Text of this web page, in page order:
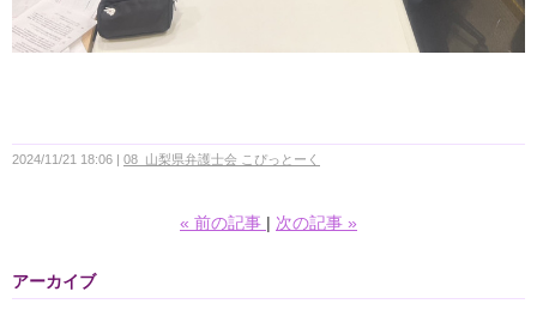
2024/11/21 18:06 08_山梨県弁護士会 こぴっとーく
« 前の記事 次の記事 »
アーカイブ